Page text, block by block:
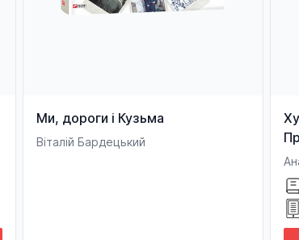
Ми, дороги і Кузьма
Віталій Бардецький